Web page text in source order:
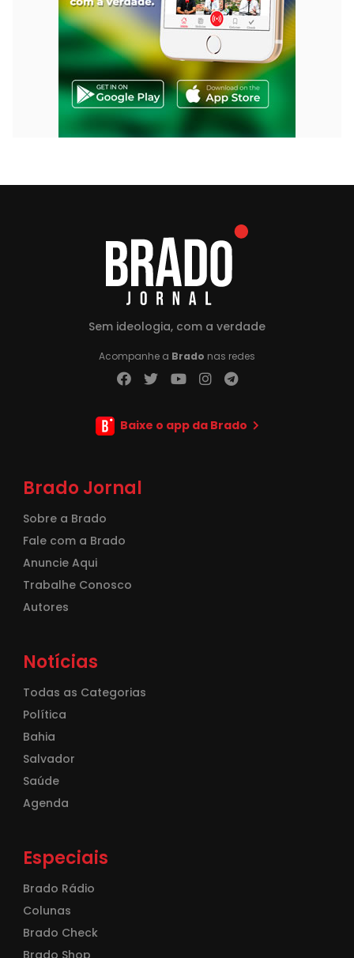
Sem ideologia, com a verdade
Acompanhe a Brado nas redes
Baixe o app da Brado
Brado Jornal
Sobre a Brado
Fale com a Brado
Anuncie Aqui
Trabalhe Conosco
Autores
Notícias
Todas as Categorias
Política
Bahia
Salvador
Saúde
Agenda
Especiais
Brado Rádio
Colunas
Brado Check